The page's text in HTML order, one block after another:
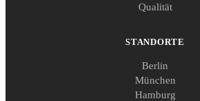
Qualität
STANDORTE
Berlin
München
Hamburg